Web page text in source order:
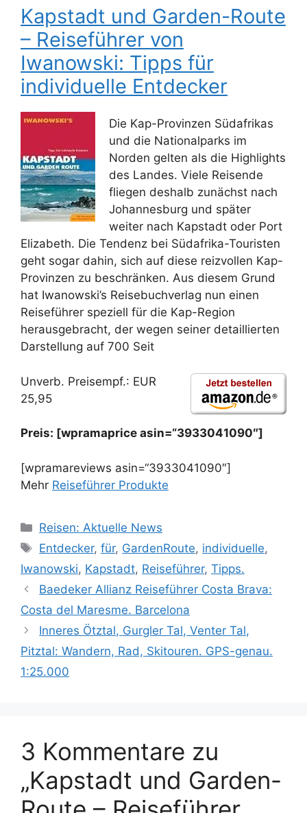
Kapstadt und Garden-Route
– Reiseführer von
Iwanowski: Tipps für
individuelle Entdecker
Die Kap-Provinzen Südafrikas
und die Nationalparks im
Norden gelten als die Highlights
des Landes. Viele Reisende
fliegen deshalb zunächst nach
Johannesburg und später
weiter nach Kapstadt oder Port
Elizabeth. Die Tendenz bei Südafrika-Touristen
geht sogar dahin, sich auf diese reizvollen Kap-
Provinzen zu beschränken. Aus diesem Grund
hat Iwanowski’s Reisebuchverlag nun einen
Reiseführer speziell für die Kap-Region
herausgebracht, der wegen seiner detaillierten
Darstellung auf 700 Seit
Unverb. Preisempf.: EUR
25,95
Preis: [wpramaprice asin=“3933041090″]
[wpramareviews asin=“3933041090″]
Mehr Reiseführer Produkte
Kategorien
Reisen: Aktuelle News
Schlagwörter
Entdecker,für, GardenRoute, individuelle,
Iwanowski, Kapstadt, Reiseführer, Tipps.
Baedeker Allianz Reiseführer Costa Brava:
Costa del Maresme. Barcelona
Inneres Ötztal, Gurgler Tal, Venter Tal,
Pitztal: Wandern, Rad, Skitouren. GPS-genau.
1:25.000
3 Kommentare zu
„Kapstadt und Garden-